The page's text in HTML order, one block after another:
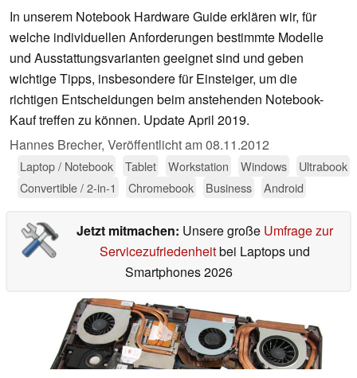
In unserem Notebook Hardware Guide erklären wir, für
welche individuellen Anforderungen bestimmte Modelle
und Ausstattungsvarianten geeignet sind und geben
wichtige Tipps, insbesondere für Einsteiger, um die
richtigen Entscheidungen beim anstehenden Notebook-
Kauf treffen zu können. Update April 2019.
Hannes Brecher, Veröffentlicht am08.11.2012
Laptop / Notebook Tablet Workstation Windows
Ultrabook
Convertible / 2-in-1
Chromebook Business Android
Jetzt mitmachen: Unsere große Umfrage zur
Servicezufriedenheitbei Laptops und
Smartphones 2026